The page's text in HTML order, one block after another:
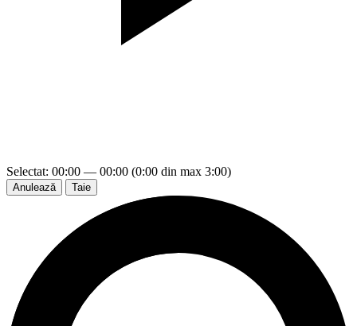
Selectat: 00:00 — 00:00 (0:00 din max 3:00)
Anulează Taie